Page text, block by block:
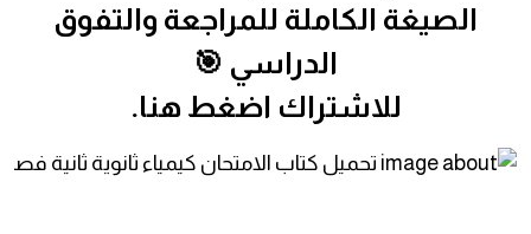
الصيغة الكاملة للمراجعة والتفوق
الدراسي 🎯
للاشتراك اضغط هنا.